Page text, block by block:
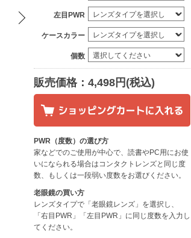
左目PWR
ケースカラー
個数
販売価格：4,498円(税込)
PWR（度数）の選び方
家などでのご使用が中心で、読書やPC用にお使
いになられる場合はコンタクトレンズと同じ度
数、もしくは一段弱い度数をお選びください。
老眼鏡の買い方
レンズタイプで「老眼鏡レンズ」を選択し、
「右目PWR」「左目PWR」に同じ度数を入力し
てください。